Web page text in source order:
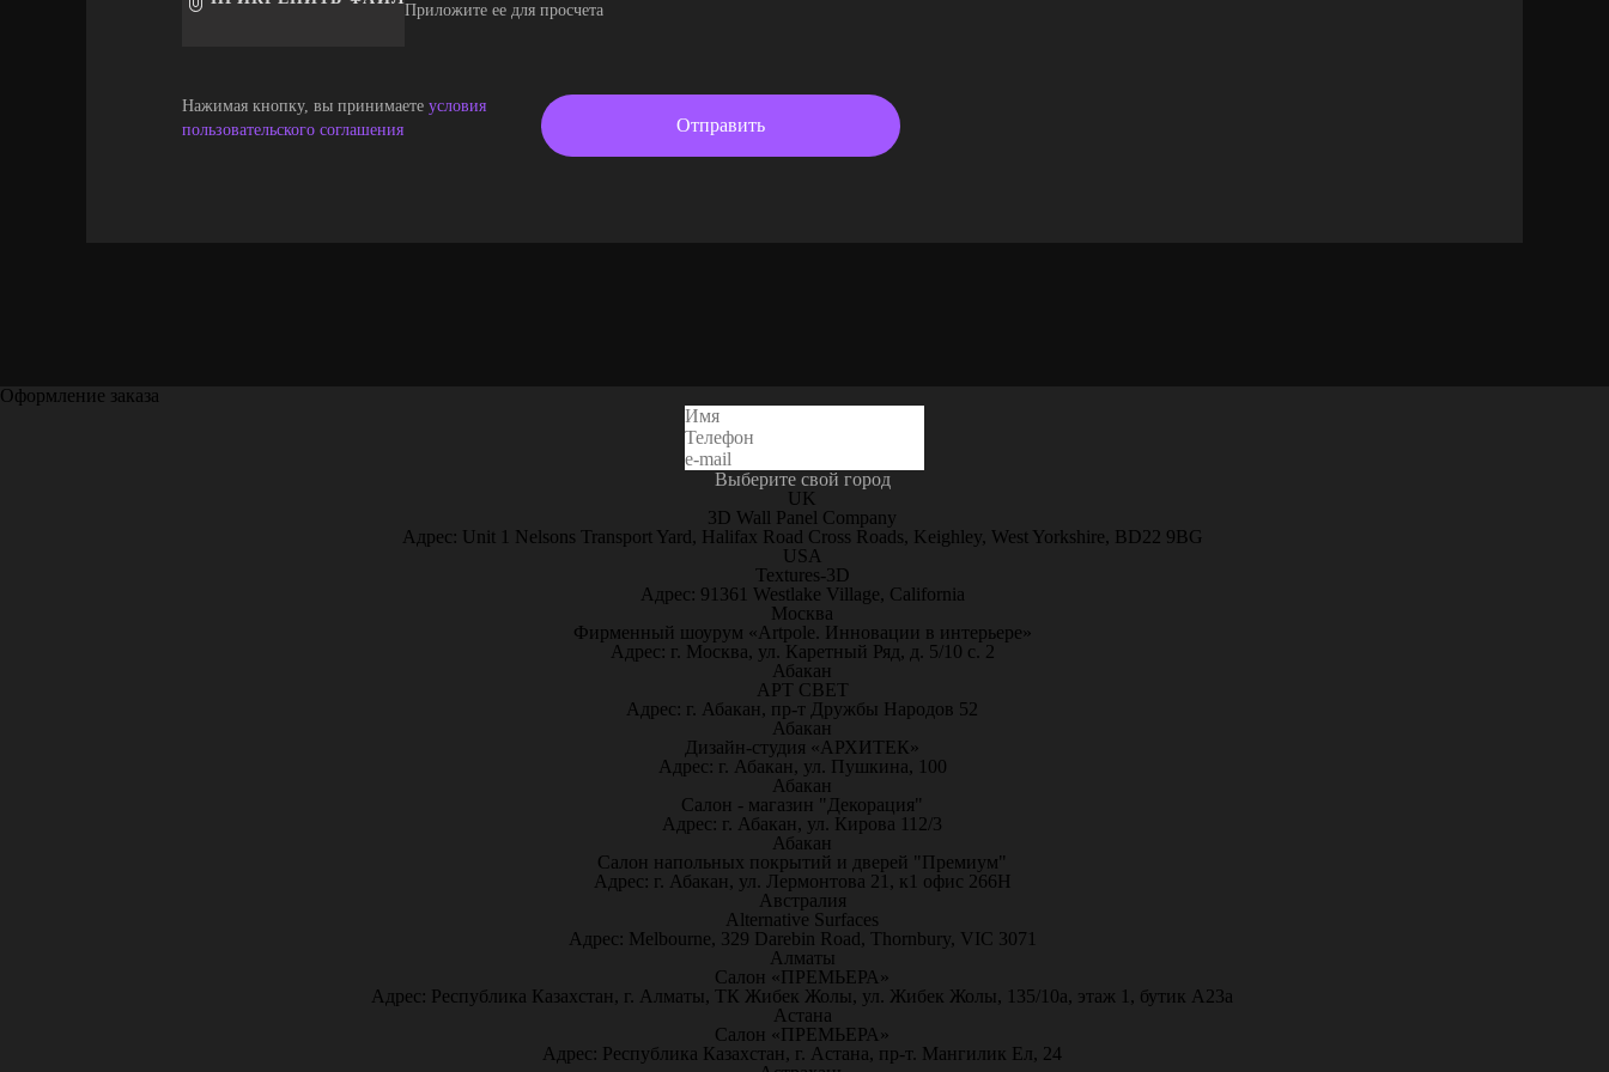
Приложите ее для просчета
Нажимая кнопку, вы принимаете условия
пользовательского соглашения
Оформление заказа
Выберите свой город
UK
3D Wall Panel Company
Адрес: Unit 1 Nelsons Transport Yard, Halifax Road Cross Roads, Keighley, West Yorkshire, BD22 9BG
USA
Textures-3D
Адрес: 91361 Westlake Village, California
Москва
Фирменный шоурум «Artpole. Инновации в интерьере»
Адрес: г. Москва, ул. Каретный Ряд, д. 5/10 с. 2
Абакан
АРТ СВЕТ
Адрес: г. Абакан, пр-т Дружбы Народов 52
Абакан
Дизайн-студия «АРХИТЕК»
Адрес: г. Абакан, ул. Пушкина, 100
Абакан
Салон - магазин "Декорация"
Адрес: г. Абакан, ул. Кирова 112/3
Абакан
Салон напольных покрытий и дверей "Премиум"
Адрес: г. Абакан, ул. Лермонтова 21, к1 офис 266Н
Австралия
Alternative Surfaces
Адрес: Melbourne, 329 Darebin Road, Thornbury, VIC 3071
Алматы
Салон «ПРЕМЬЕРА»
Адрес: Республика Казахстан, г. Алматы, ТК Жибек Жолы, ул. Жибек Жолы, 135/10а, этаж 1, бутик А23а
Астана
Салон «ПРЕМЬЕРА»
Адрес: Республика Казахстан, г. Астана, пр-т. Мангилик Ел, 24